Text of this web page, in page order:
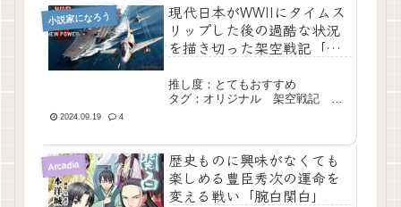
小説家になろう
現代日本がWWIIにタイムス
リップした後の過酷な状況
を描き切った架空戦記「令
推し度：とてもおすすめ
タグ：オリジナル 架空戦記 逆
2024.09.19 4
Arcadia
歴史ものに興味がなくても
楽しめる豊臣秀次の運命を
変える戦い「腕白関白」